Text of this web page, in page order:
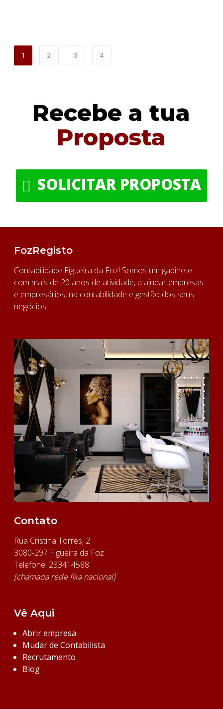
1 2 3 4
Recebe a tua
Proposta
SOLICITAR PROPOSTA
FozRegisto
Contabilidade Figueira da Foz! Somos um gabinete
com mais de 20 anos de atividade, a ajudar empresas
e empresários, na contabilidade e gestão dos seus
negócios.
Contato
Rua Cristina Torres, 2
3080-297 Figueira da Foz
Telefone: 233414588
[chamada rede fixa nacional]
Vê Aqui
Abrir empresa
Mudar de Contabilista
Recrutamento
Blog